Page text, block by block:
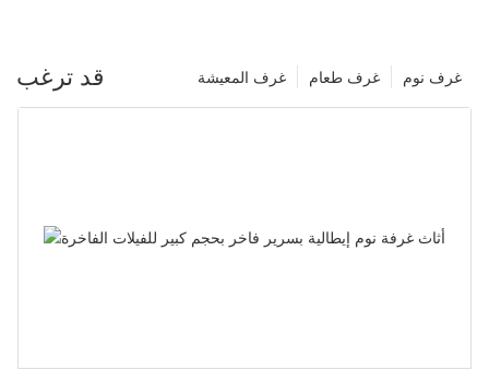
قد ترغب غرف نوم غرف طعام غرف المعيشة